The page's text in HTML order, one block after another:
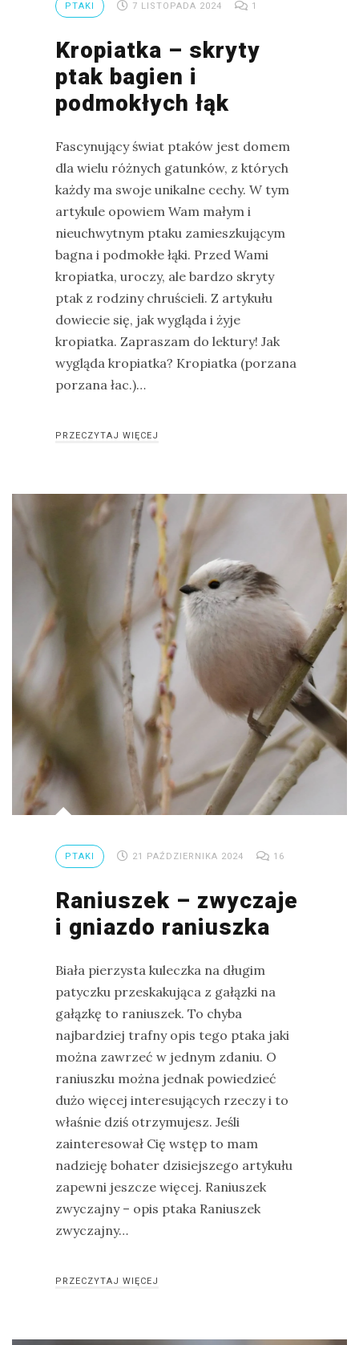
PTAKI 7 LISTOPADA 2024 1
Kropiatka – skryty
ptak bagien i
podmokłych łąk
Fascynujący świat ptaków jest domem
dla wielu różnych gatunków, z których
każdy ma swoje unikalne cechy. W tym
artykule opowiem Wam małym i
nieuchwytnym ptaku zamieszkującym
bagna i podmokłe łąki. Przed Wami
kropiatka, uroczy, ale bardzo skryty
ptak z rodziny chruścieli. Z artykułu
dowiecie się, jak wygląda i żyje
kropiatka. Zapraszam do lektury! Jak
wygląda kropiatka? Kropiatka (porzana
porzana łac.)…
PRZECZYTAJ WIĘCEJ
PTAKI 21 PAŹDZIERNIKA 2024 16
Raniuszek – zwyczaje
i gniazdo raniuszka
Biała pierzysta kuleczka na długim
patyczku przeskakująca z gałązki na
gałązkę to raniuszek. To chyba
najbardziej trafny opis tego ptaka jaki
można zawrzeć w jednym zdaniu. O
raniuszku można jednak powiedzieć
dużo więcej interesujących rzeczy i to
właśnie dziś otrzymujesz. Jeśli
zainteresował Cię wstęp to mam
nadzieję bohater dzisiejszego artykułu
zapewni jeszcze więcej. Raniuszek
zwyczajny – opis ptaka Raniuszek
zwyczajny…
PRZECZYTAJ WIĘCEJ